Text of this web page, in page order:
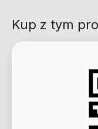
Kup z tym